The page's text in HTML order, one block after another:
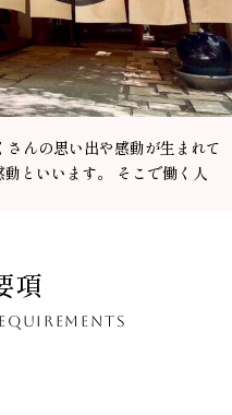
んの思い出や感動が生まれて
といいます。 そこで働く人
項